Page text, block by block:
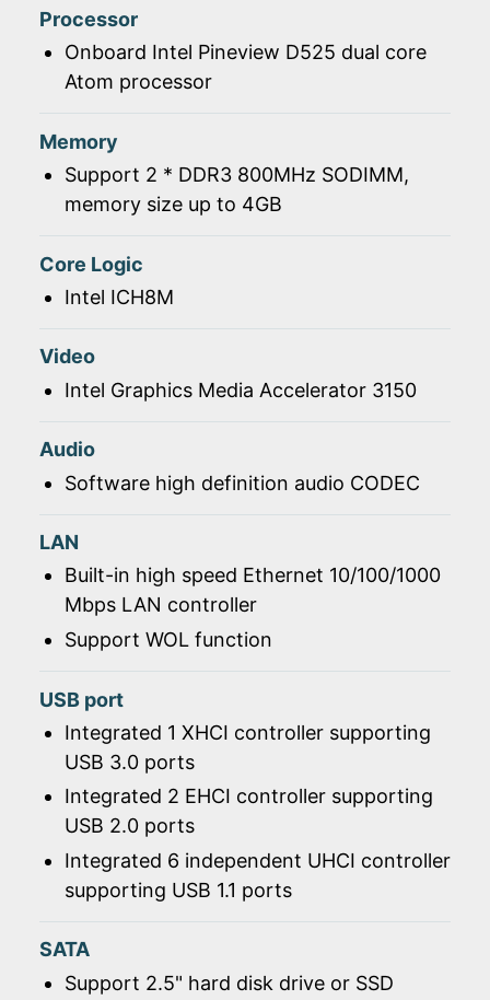
Processor
Onboard Intel Pineview D525 dual core
Atom processor
Memory
Support 2 * DDR3 800MHz SODIMM,
memory size up to 4GB
Core Logic
Intel ICH8M
Video
Intel Graphics Media Accelerator 3150
Audio
Software high definition audio CODEC
LAN
Built-in high speed Ethernet 10/100/1000
Mbps LAN controller
Support WOL function
USB port
Integrated 1 XHCI controller supporting
USB 3.0 ports
Integrated 2 EHCI controller supporting
USB 2.0 ports
Integrated 6 independent UHCI controller
supporting USB 1.1 ports
SATA
Support 2.5" hard disk drive or SSD